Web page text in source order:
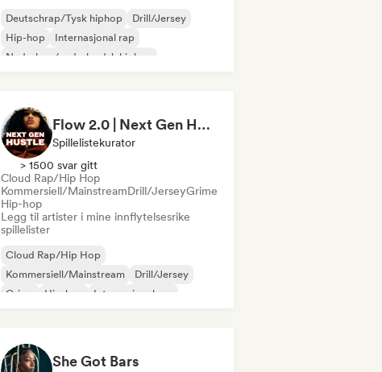
Deutschrap/Tysk hiphop
Drill/Jersey
Hip-hop
Internasjonal rap
Nederhop/nederlandsk hiphop
Flow 2.0 | Next Gen Hustle
Spillelistekurator
> 1500 svar gitt
Cloud Rap/Hip Hop
Kommersiell/MainstreamDrill/JerseyGrime
Hip-hop
Legg til artister i mine innflytelsesrike
spillelister
Cloud Rap/Hip Hop
Kommersiell/Mainstream
Drill/Jersey
Grime
Hip-hop
Internasjonal rap
She Got Bars